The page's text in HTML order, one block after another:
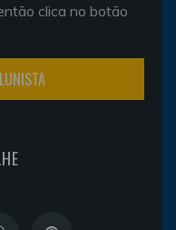
clica no botão